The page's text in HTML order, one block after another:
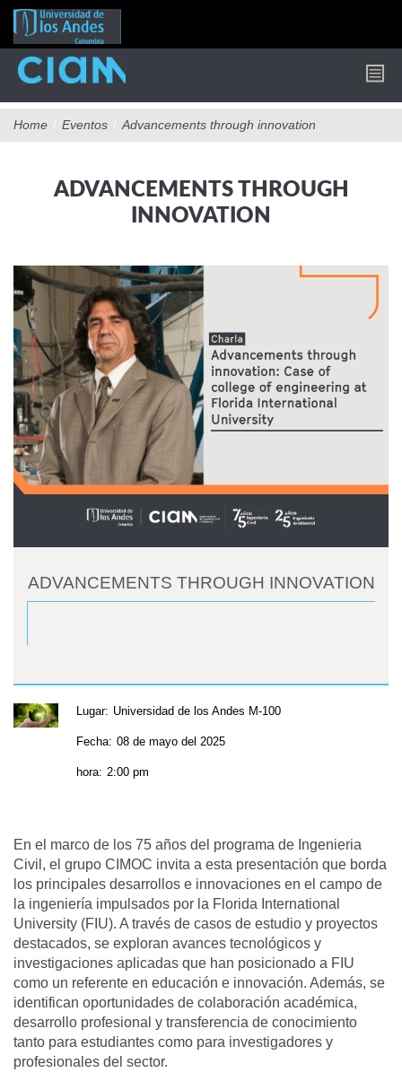
Pasar
contenido
principal
Home / Eventos / Advancements through innovation
ADVANCEMENTS THROUGH
INNOVATION
ADVANCEMENTS THROUGH INNOVATION
Lugar: Universidad de los Andes M-100
Fecha: 08 de mayo del 2025
hora: 2:00 pm
En el marco de los 75 años del programa de Ingenieria
Civil, el grupo CIMOC invita a esta presentación que borda
los principales desarrollos e innovaciones en el campo de
la ingeniería impulsados por la Florida International
University (FIU). A través de casos de estudio y proyectos
destacados, se exploran avances tecnológicos y
investigaciones aplicadas que han posicionado a FIU
como un referente en educación e innovación. Además, se
identifican oportunidades de colaboración académica,
desarrollo profesional y transferencia de conocimiento
tanto para estudiantes como para investigadores y
profesionales del sector.